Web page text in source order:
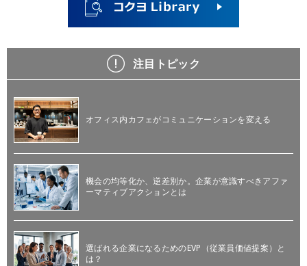
注目トピック
オフィス内カフェがコミュニケーションを変える
機会の均等化か、逆差別か。企業が意識すべきアファ
ーマティブアクションとは
選ばれる企業になるためのEVP（従業員価値提案）と
は？